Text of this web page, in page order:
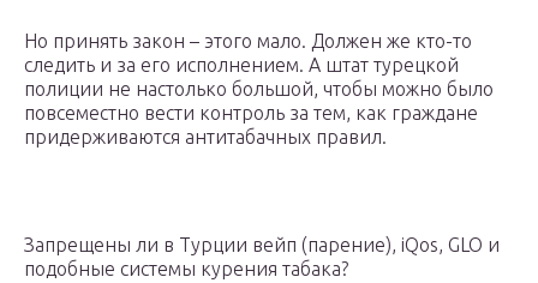
Но принять закон – этого мало. Должен же кто-то
следить и за его исполнением. А штат турецкой
полиции не настолько большой, чтобы можно было
повсеместно вести контроль за тем, как граждане
придерживаются антитабачных правил.
Запрещены ли в Турции вейп (парение), iQos, GLO и
подобные системы курения табака?